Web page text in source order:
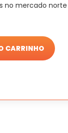
no mercado
CARRINHO